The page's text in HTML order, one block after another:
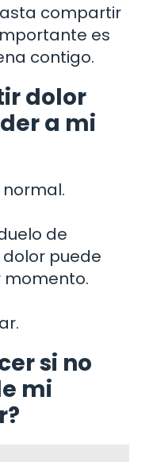
compartir
es
contigo.
dolor
a mi
de
puede
momento.
si no
mi